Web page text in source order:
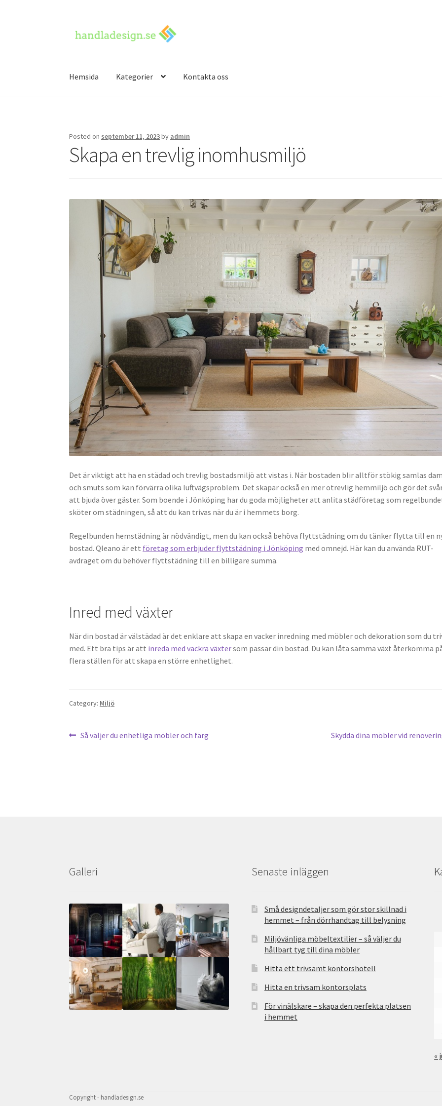
to
to
Hemsida Kategorier Kontakta oss
Posted on september 11, 2023by admin
Skapa en trevlig inomhusmiljö
Det är viktigt att ha en städad och trevlig bostadsmiljö att vistas i. När bostaden blir alltför stökig samlas
och smuts som kan förvärra olika luftvägsproblem. Det skapar också en mer otrevlig hemmiljö och gör det
att bjuda över gäster. Som boende i Jönköping har du goda möjligheter att anlita städföretag som
sköter om städningen, så att du kan trivas när du är i hemmets borg.
Regelbunden hemstädning är nödvändigt, men du kan också behöva flyttstädning om du tänker flytta till en
bostad. Qleano är ett företag som erbjuder flyttstädning i Jönköping med omnejd. Här kan du använda RUT-
avdraget om du behöver flyttstädning till en billigare summa.
Inred med växter
När din bostad är välstädad är det enklare att skapa en vacker inredning med möbler och dekoration som du
med. Ett bra tips är att inreda med vackra växtersom passar din bostad. Du kan låta samma växt återkomma
flera ställen för att skapa en större enhetlighet.
Category: Miljö
Inläggsnavigering
Previous
Så väljer du enhetliga möbler och färg
Next
Skydda dina möbler vid
Galleri Senaste inläggen
Små designdetaljer som gör stor skillnad i
hemmet – från dörrhandtag till belysning
Miljövänliga möbeltextilier – så väljer du
hållbart tyg till dina möbler
Hitta ett trivsamt kontorshotell
Hitta en trivsam kontorsplats
För vinälskare – skapa den perfekta platsen
i hemmet
«